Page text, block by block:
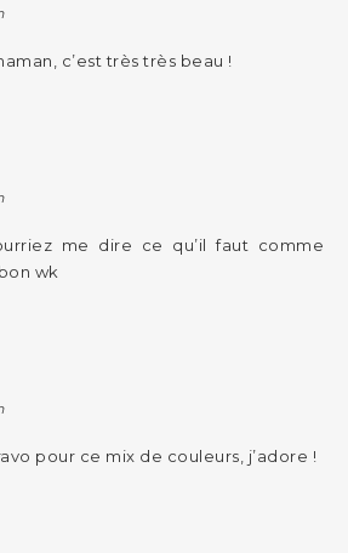
c’est très très beau !
me dire ce qu’il faut comme
wk
pour ce mix de couleurs, j’adore !